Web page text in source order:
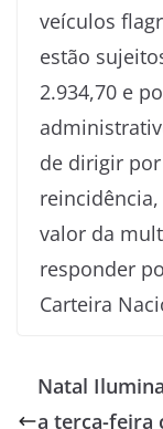
veículos
estão
2.934,70 e
de dirigir
valor da
responder
Carteira
Natal
a terça-feira